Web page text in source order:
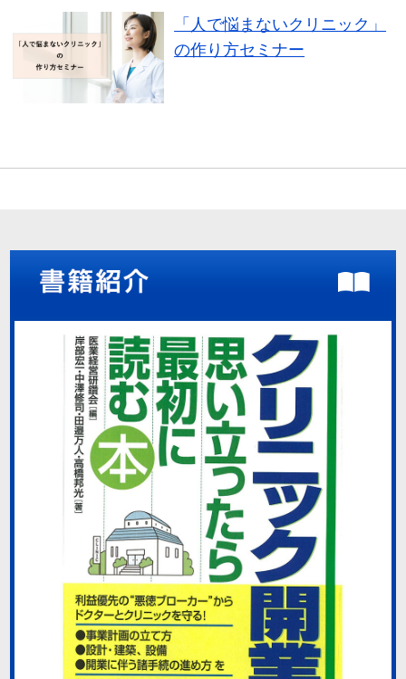
「人で悩まないクリニック」
の作り方セミナー